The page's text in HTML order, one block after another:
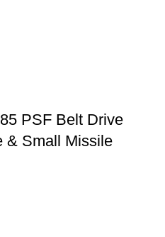
PSF Belt Drive
& Small Missile